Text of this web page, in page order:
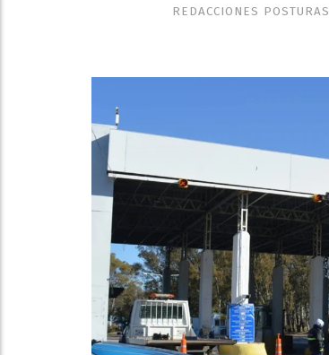
REDACCIONES POSTURAS